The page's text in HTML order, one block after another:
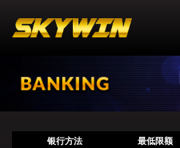
银行方法 最低限额